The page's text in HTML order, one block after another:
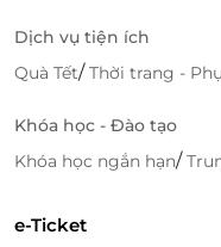
những món ăn thơm
Dịch vụ tiện ích
Quà Tết/Thời trang -
Khóa học - Đào tạo
Khóa học ngắn hạn/
e-Ticket